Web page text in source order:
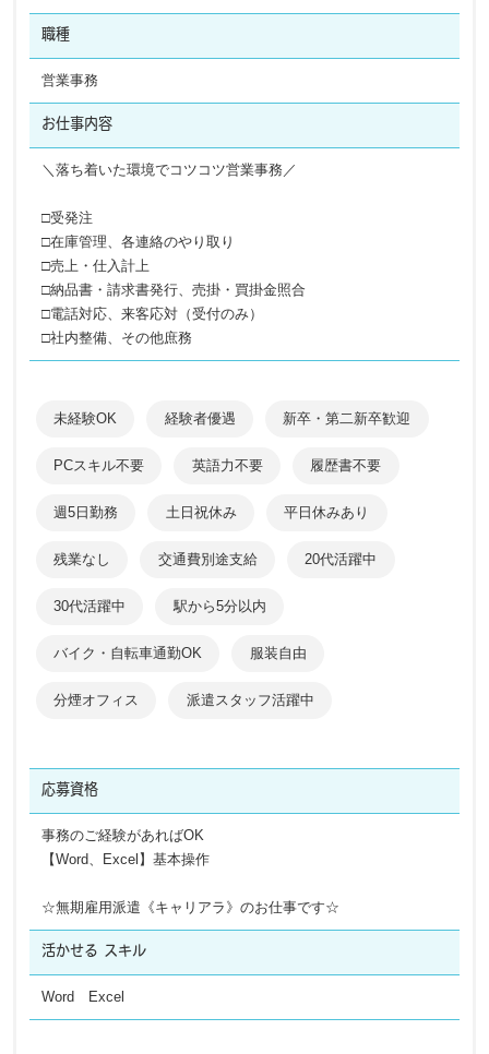
職種
営業事務
お仕事内容
＼落ち着いた環境でコツコツ営業事務／
□受発注
□在庫管理、各連絡のやり取り
□売上・仕入計上
□納品書・請求書発行、売掛・買掛金照合
□電話対応、来客応対（受付のみ）
□社内整備、その他庶務
未経験OK 経験者優遇 新卒・第二新卒歓迎
PCスキル不要 英語力不要 履歴書不要
週5日勤務 土日祝休み 平日休みあり
残業なし 交通費別途支給 20代活躍中
30代活躍中 駅から5分以内
バイク・自転車通勤OK 服装自由
分煙オフィス 派遣スタッフ活躍中
応募資格
事務のご経験があればOK
【Word、Excel】基本操作
☆無期雇用派遣《キャリアラ》のお仕事です☆
活かせる スキル
Word Excel